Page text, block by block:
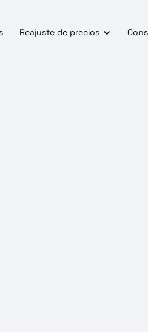
Reajuste de precios